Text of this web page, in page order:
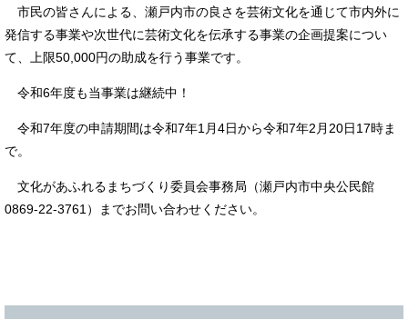
市民の皆さんによる、瀬戸内市の良さを芸術文化を通じて市内外に
発信する事業や次世代に芸術文化を伝承する事業の企画提案につい
て、上限50,000円の助成を行う事業です。
令和6年度も当事業は継続中！
令和7年度の申請期間は令和7年1月4日から令和7年2月20日17時ま
で。
文化があふれるまちづくり委員会事務局（瀬戸内市中央公民館
0869-22-3761）までお問い合わせください。